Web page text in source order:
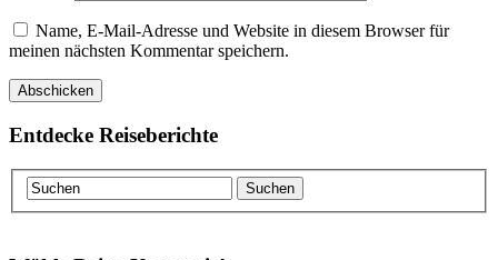
Name, E-Mail-Adresse und Website in diesem Browser für
meinen nächsten Kommentar speichern.
Entdecke Reiseberichte